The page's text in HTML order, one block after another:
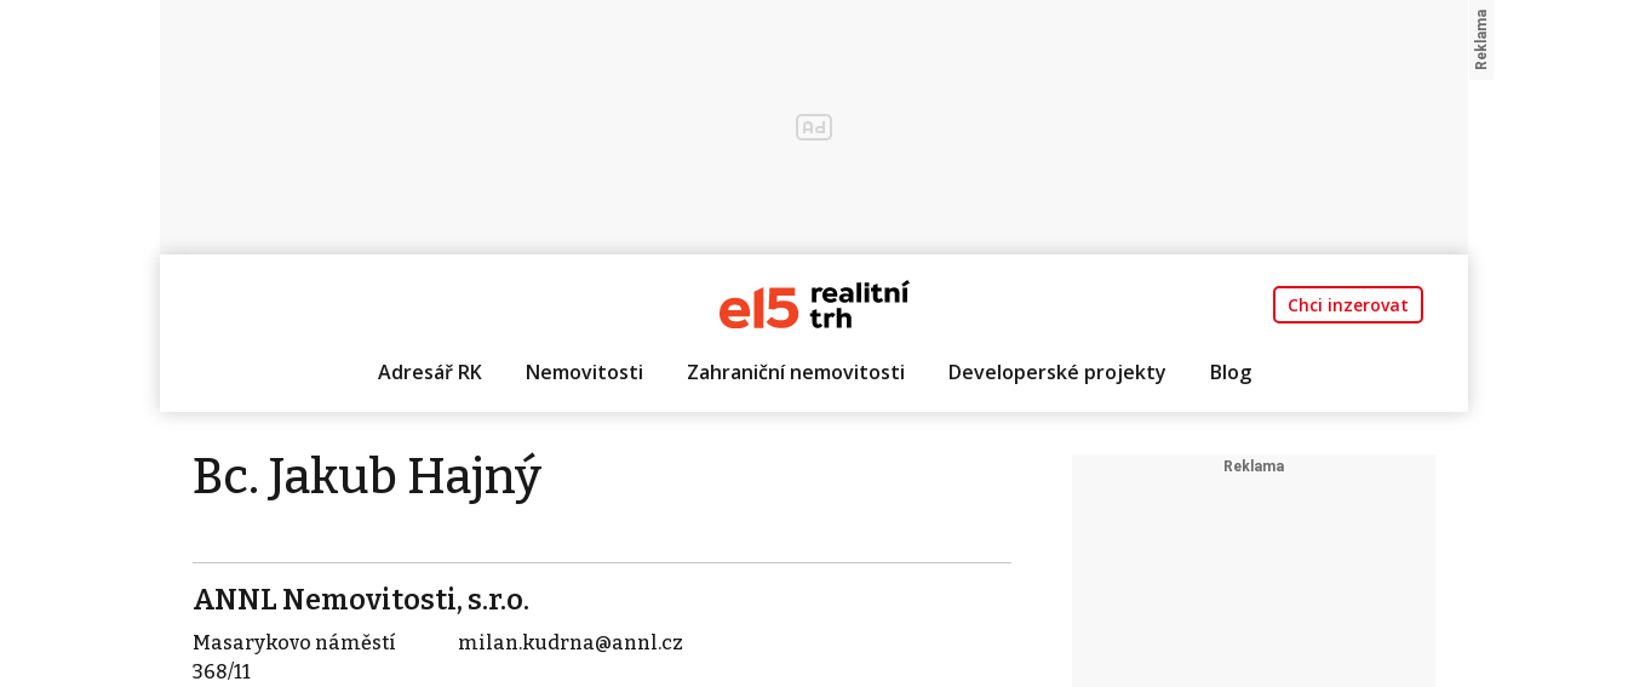
Chci inzerovat
Adresář RK Nemovitosti Zahraniční nemovitosti Developerské projekty Blog
Bc. Jakub Hajný
ANNL Nemovitosti, s.r.o.
Masarykovo náměstí
368/11
milan.kudrna@annl.cz